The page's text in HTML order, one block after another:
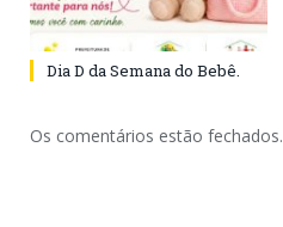
Dia D da Semana do Bebê.
Os comentários estão fechados.